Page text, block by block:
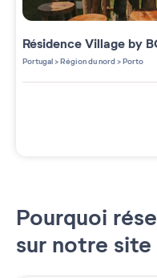
RésidenceVillage by
Portugal>Région du nord>Porto
Pourquoi
sur notre site